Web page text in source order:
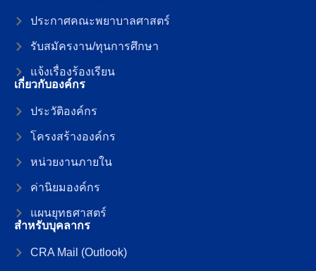
ประกาศคณะพยาบาลศาสตร์
รับสมัครงาน/ทุนการศึกษา
แจ้งเรื่องร้องเรียน
เกี่ยวกับองค์กร
ประวัติองค์กร
โครงสร้างองค์กร
หน่วยงานภายใน
ค่านิยมองค์กร
แผนยุทธศาสตร์
สำหรับบุคลากร
CRA Mail (Outlook)